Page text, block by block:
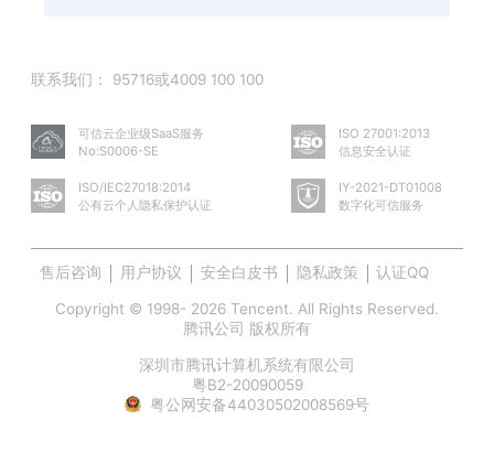
联系我们： 95716或4009 100 100
可信云企业级SaaS服务
No:S0006-SE
ISO 27001:2013
信息安全认证
ISO/IEC27018:2014
公有云个人隐私保护认证
IY-2021-DT01008
数字化可信服务
售后咨询 用户协议 安全白皮书 隐私政策 认证QQ
Copyright © 1998- 2026 Tencent. All Rights Reserved.
腾讯公司 版权所有
深圳市腾讯计算机系统有限公司
粤B2-20090059
粤公网安备44030502008569号